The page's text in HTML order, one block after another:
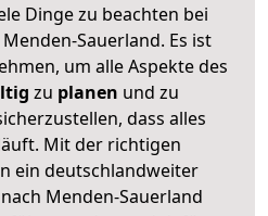
Dinge zu beachten bei
Sauerland. Es ist
um alle Aspekte des
zu planen und zu
dass alles
Mit der richtigen
ein deutschlandweiter
Menden-Sauerland